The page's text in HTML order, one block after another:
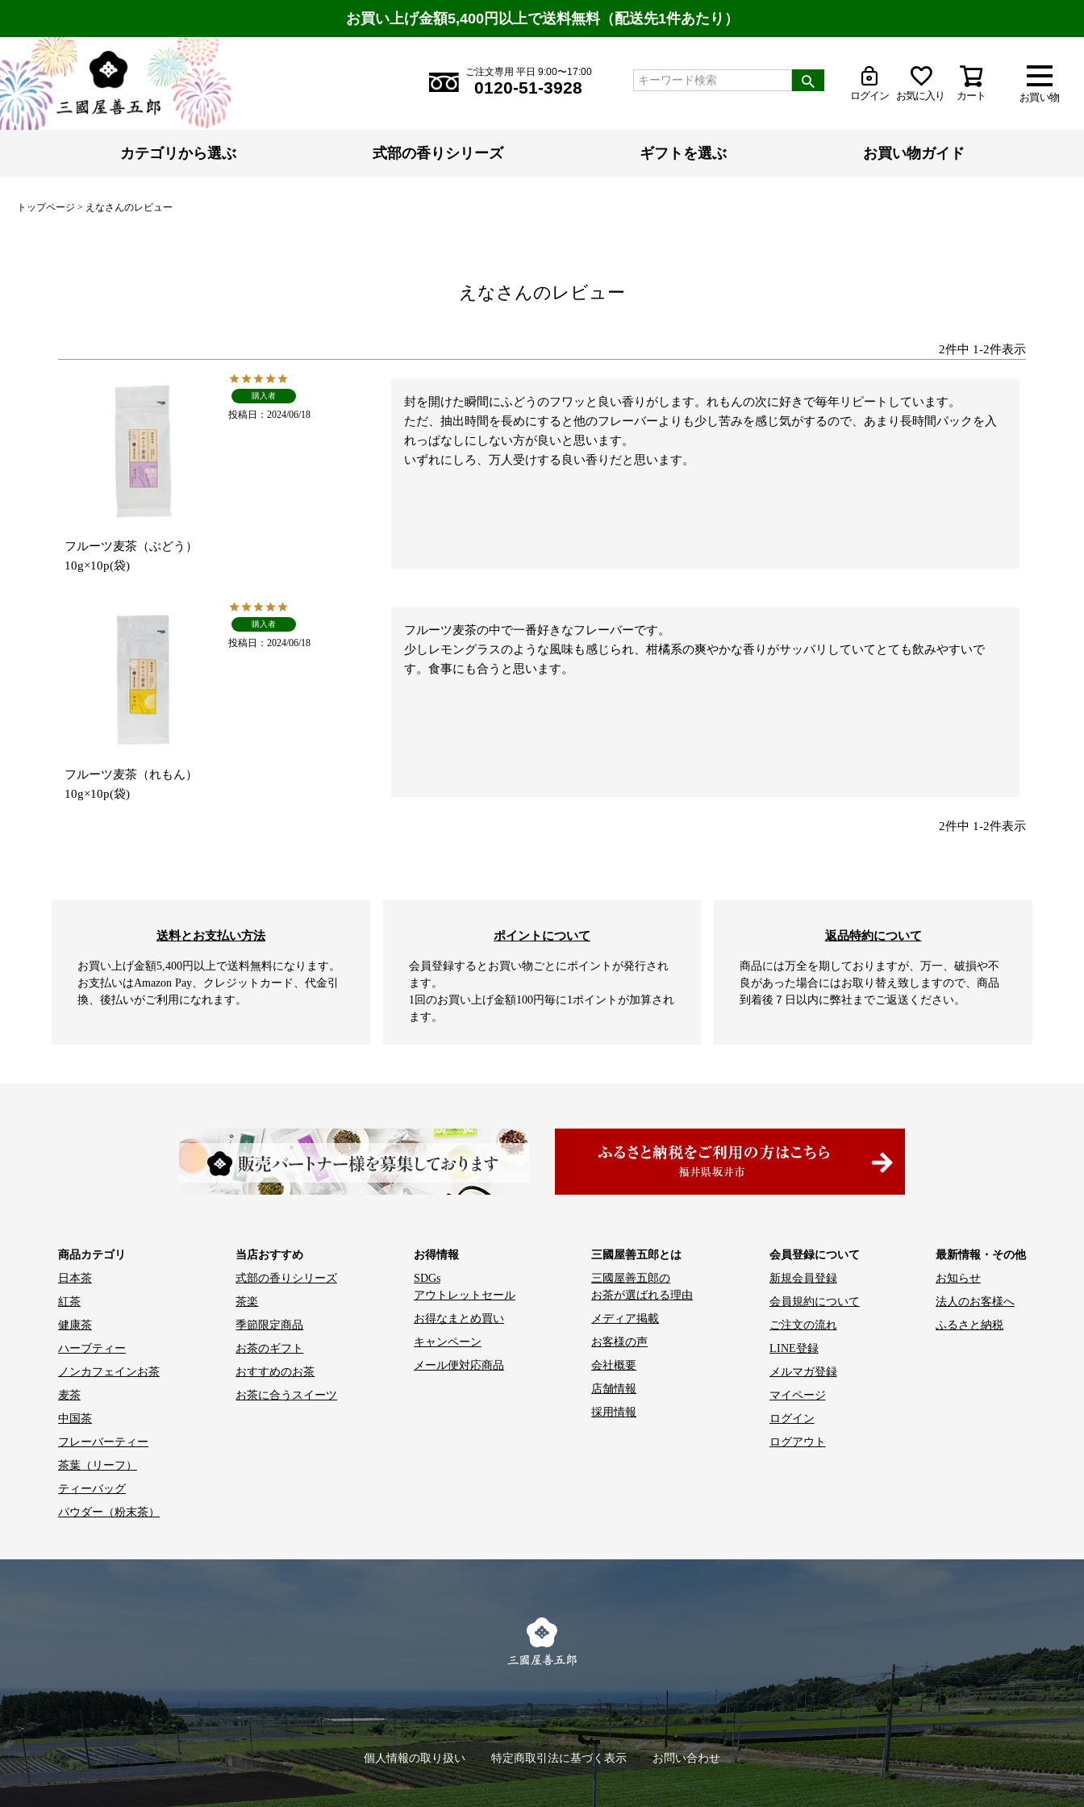
お買い上げ金額5,400円以上で送料無料（配送先1件あたり）
お買い物
ご注文専用 平日 9:00〜17:00
0120-51-3928 ログイン お気に入り カート
カテゴリから選ぶ 式部の香りシリーズ ギフトを選ぶ お買い物ガイド
トップページ えなさんのレビュー
えなさんのレビュー
2件中 1-2件表示
フルーツ麦茶（ぶどう）
10g×10p(袋)
購入者
投稿日 2024/06/18
封を開けた瞬間にふどうのフワッと良い香りがします。れもんの次に好きで毎年リピートしています。
ただ、抽出時間を長めにすると他のフレーバーよりも少し苦みを感じ気がするので、あまり長時間パックを入
れっぱなしにしない方が良いと思います。
いずれにしろ、万人受けする良い香りだと思います。
フルーツ麦茶（れもん）
10g×10p(袋)
購入者
投稿日 2024/06/18
フルーツ麦茶の中で一番好きなフレーバーです。
少しレモングラスのような風味も感じられ、柑橘系の爽やかな香りがサッパリしていてとても飲みやすいで
す。食事にも合うと思います。
2件中 1-2件表示
送料とお支払い方法
お買い上げ金額5,400円以上で送料無料になります。
お支払いはAmazon Pay、クレジットカード、代金引
換、後払いがご利用になれます。
ポイントについて
会員登録するとお買い物ごとにポイントが発行され
ます。
1回のお買い上げ金額100円毎に1ポイントが加算され
ます。
返品特約について
商品には万全を期しておりますが、万一、破損や不
良があった場合にはお取り替え致しますので、商品
到着後７日以内に弊社までご返送ください。
商品カテゴリ
日本茶
紅茶
健康茶
ハーブティー
ノンカフェインお茶
麦茶
中国茶
フレーバーティー
茶葉（リーフ）
ティーバッグ
パウダー（粉末茶）
当店おすすめ
式部の香りシリーズ
茶楽
季節限定商品
お茶のギフト
おすすめのお茶
お茶に合うスイーツ
お得情報
SDGs
アウトレットセール
お得なまとめ買い
キャンペーン
メール便対応商品
三國屋善五郎とは
三國屋善五郎の
お茶が選ばれる理由
メディア掲載
お客様の声
会社概要
店舗情報
採用情報
会員登録について
新規会員登録
会員規約について
ご注文の流れ
LINE登録
メルマガ登録
マイページ
ログイン
ログアウト
最新情報・その他
お知らせ
法人のお客様へ
ふるさと納税
個人情報の取り扱い 特定商取引法に基づく表示 お問い合わせ